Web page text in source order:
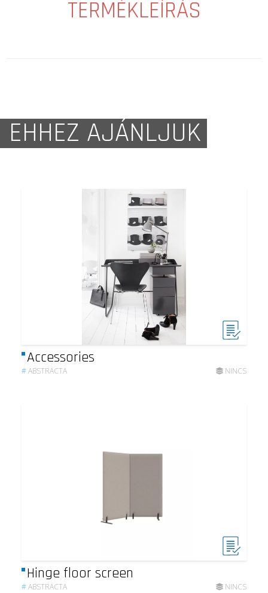
TERMÉKLEÍRÁS
EHHEZ AJÁNLJUK
Accessories
#ABSTRACTA NINCS
Hinge floor screen
#ABSTRACTA NINCS